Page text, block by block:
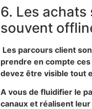
6. Les
souvent
Les parcours client
prendre en compte
devez être visible tout
A vous de fluidifier le
canaux et réalisent